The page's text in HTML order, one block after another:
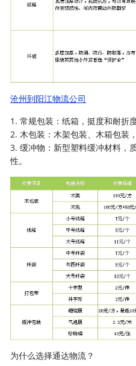
沧州到阳江物流公司
1. 常规包装：纸箱，挺度和耐折
2. 木包装：木架包装、木箱包装
3. 缓冲物：新型塑料缓冲材料，
性。
为什么选择通达物流？